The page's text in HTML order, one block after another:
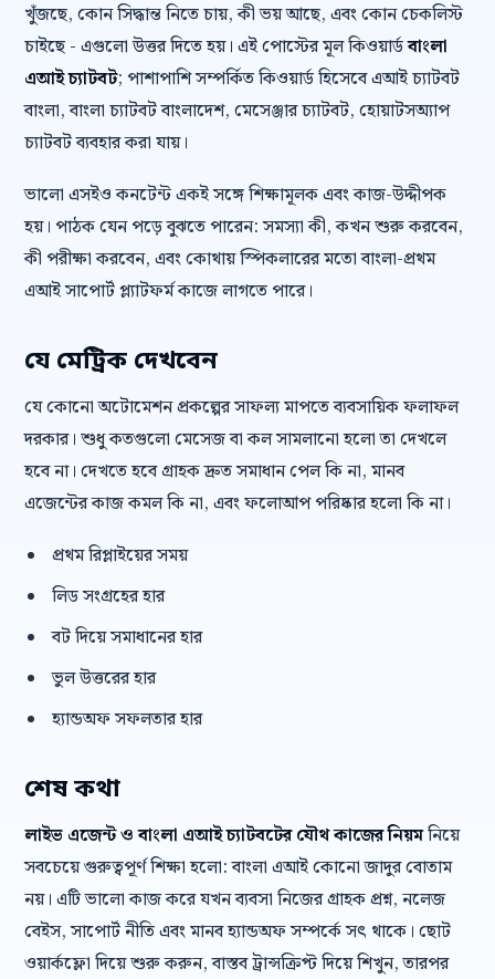
খুঁজছে, কোন সিদ্ধান্ত নিতে চায়, কী ভয় আছে, এবং কোন চেকলিস্ট
চাইছে - এগুলো উত্তর দিতে হয়। এই পোস্টের মূল কিওয়ার্ডবাংলা
এআই চ্যাটবট; পাশাপাশি সম্পর্কিত কিওয়ার্ড হিসেবে এআই চ্যাটবট
বাংলা, বাংলা চ্যাটবট বাংলাদেশ, মেসেঞ্জার চ্যাটবট, হোয়াটসঅ্যাপ
চ্যাটবট ব্যবহার করা যায়।
ভালো এসইও কনটেন্ট একই সঙ্গে শিক্ষামূলক এবং কাজ-উদ্দীপক
হয়। পাঠক যেন পড়ে বুঝতে পারেন: সমস্যা কী, কখন শুরু করবেন,
কী পরীক্ষা করবেন, এবং কোথায় স্পিকলারের মতো বাংলা-প্রথম
এআই সাপোর্ট প্ল্যাটফর্ম কাজে লাগতে পারে।
যে মেট্রিক দেখবেন
যে কোনো অটোমেশন প্রকল্পের সাফল্য মাপতে ব্যবসায়িক ফলাফল
দরকার। শুধু কতগুলো মেসেজ বা কল সামলানো হলো তা দেখলে
হবে না। দেখতে হবে গ্রাহক দ্রুত সমাধান পেল কি না, মানব
এজেন্টের কাজ কমল কি না, এবং ফলোআপ পরিষ্কার হলো কি না।
প্রথম রিপ্লাইয়ের সময়
লিড সংগ্রহের হার
বট দিয়ে সমাধানের হার
ভুল উত্তরের হার
হ্যান্ডঅফ সফলতার হার
শেষ কথা
লাইভ এজেন্ট ও বাংলা এআই চ্যাটবটের যৌথ কাজের নিয়মনিয়ে
সবচেয়ে গুরুত্বপূর্ণ শিক্ষা হলো: বাংলা এআই কোনো জাদুর বোতাম
নয়। এটি ভালো কাজ করে যখন ব্যবসা নিজের গ্রাহক প্রশ্ন, নলেজ
বেইস, সাপোর্ট নীতি এবং মানব হ্যান্ডঅফ সম্পর্কে সৎ থাকে। ছোট
ওয়ার্কফ্লো দিয়ে শুরু করুন, বাস্তব ট্রান্সক্রিপ্ট দিয়ে শিখুন, তারপর